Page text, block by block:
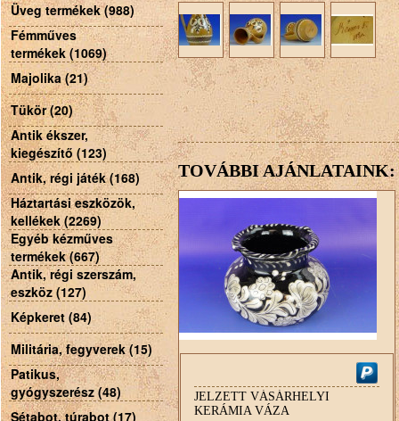
Üveg termékek (988)
Fémműves
termékek (1069)
Majolika (21)
Tükör (20)
Antik ékszer,
kiegészítő (123)
Antik, régi játék (168)
Háztartási eszközök,
kellékek (2269)
Egyéb kézműves
termékek (667)
Antik, régi szerszám,
eszköz (127)
Képkeret (84)
Militária, fegyverek (15)
Patikus,
gyógyszerész (48)
Sétabot, túrabot (17)
TOVÁBBI AJÁNLATAINK:
JELZETT VÁSÁRHELYI
KERÁMIA VÁZA